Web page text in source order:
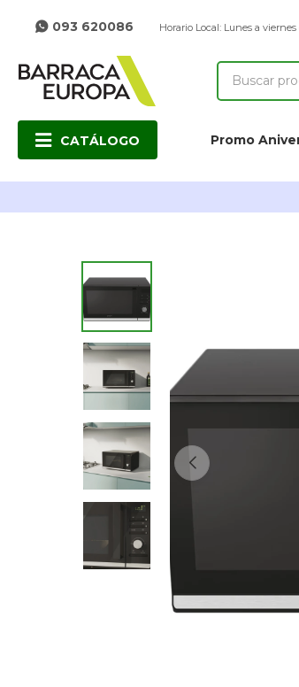
CATÁLOGO Promo
093 620086 Horario Local: Lunes a viernes